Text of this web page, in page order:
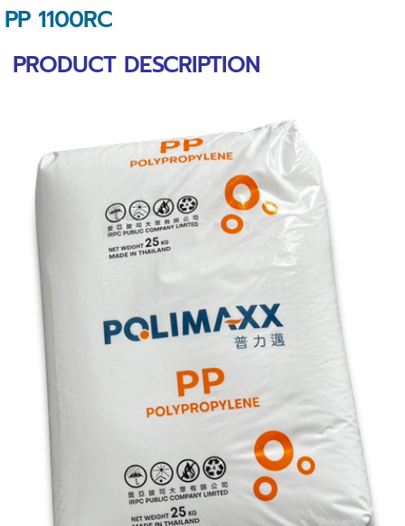
PP 1100RC
PRODUCT DESCRIPTION